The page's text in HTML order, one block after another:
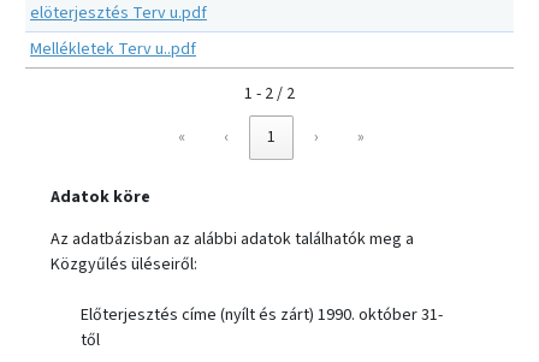
elöterjesztés Terv u.pdf
Mellékletek Terv u..pdf
1 - 2 / 2
«
‹ 1 › »
Adatok köre
Az adatbázisban az alábbi adatok találhatók meg a
Közgyűlés üléseiről:
Előterjesztés címe (nyílt és zárt) 1990. október 31-
től